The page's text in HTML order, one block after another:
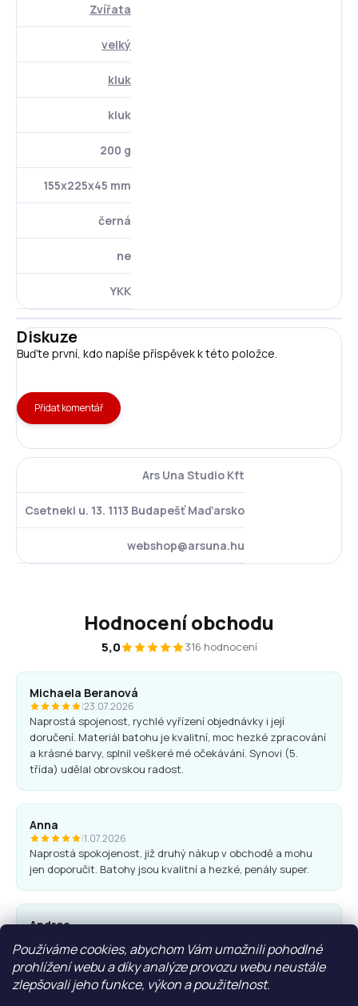
Používáme cookies, abychom Vám umožnili pohodlné
prohlížení webu a díky analýze provozu webu neustále
zlepšovali jeho funkce, výkon a použitelnost.
Zvířata
velký
kluk
kluk
200 g
155x225x45 mm
černá
ne
YKK
Diskuze
Buďte první, kdo napíše příspěvek k této položce.
Přidat komentář
Ars Una Studio Kft
Csetneki u. 13. 1113 Budapešť Maďarsko
webshop@arsuna.hu
Hodnocení obchodu
5,0 316 hodnocení
Michaela Beranová
|23.07.2026
Naprostá spojenost, rychlé vyřízení objednávky i její
doručení. Materiál batohu je kvalitní, moc hezké zpracování
a krásné barvy, splnil veškeré mé očekávání. Synovi (5.
třída) udělal obrovskou radost.
Anna
|1.07.2026
Naprostá spokojenost, již druhý nákup v obchodě a mohu
jen doporučit. Batohy jsou kvalitní a hezké, penály super.
Andrea
Komunikace obchodu i nákup proběhl bez problémů. Vřele
doporučuji.